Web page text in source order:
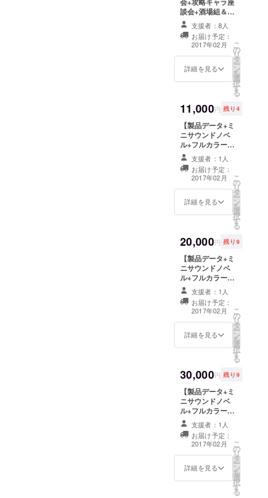
がリクエストイ
ラストを一枚
（キャラ一人）
描き下ろしま
す。 どちらも
データでのお渡
談会+酒場組＆墓
場組+ご指定の声
優さん１人から
の感謝メッセー
ジ】 ※こちらは
フルボイス製品
版のデータは含
い。 ・出演声優
座談会音声デー
タ ・攻略キャラ
座談会音声デー
タ ・酒場組＆墓
場組音声データ
・ご指定の声優
さんからの感謝
メッセージ が
タになります。
キャラや声優さ
です。
支援者：8人
お届け予定：
2017年02月
詳細を見る
こ
の
リ
タ
ー
ン
を
選
択
す
る
11,000円 残り4
【製品データ+ミ
ニサウンドノベ
ル+フルカラー
CG集+全短編集
+録り下ろしシス
テムボイス+描き
下ろし直筆絵】
￥５０００のリ
ターンにひもの
ラ（一人）リク
エスト可です。
支援者：1人
お届け予定：
2017年02月
詳細を見る
こ
の
リ
タ
ー
ン
を
選
択
す
る
20,000円 残り9
【製品データ+ミ
ニサウンドノベ
ル+フルカラー
CG集+全短編集
+録り下ろしシス
テムボイス+ご指
定のキャラ声優
さん一人からボ
イスメッセージ
+描き下ろしイラ
or書き下ろしSS
一本】 ￥５００
０のリターンに
書き下ろしSS一
本か一人分の描
き下ろしイラス
ト（ｐｄｆ）そ
れに追加でご指
定の声優さんお
スメッセージが
届きます。 ボイ
支援者：1人
お届け予定：
2017年02月
詳細を見る
こ
の
リ
タ
ー
ン
を
選
択
す
る
30,000円 残り9
【製品データ+ミ
ニサウンドノベ
ル+フルカラー
CG集+全短編集
+録り下ろしシス
テムボイス+録り
下ろし着ボイ
ス】 ￥５００
０の特典に追加
で ・出演声優の
支援者：1人
お届け予定：
2017年02月
詳細を見る
こ
の
リ
タ
ー
ン
を
選
択
す
る